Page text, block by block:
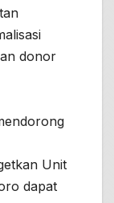
donor
Unit
dapat